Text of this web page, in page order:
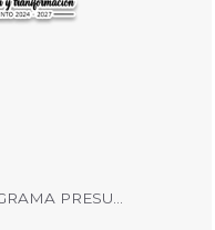
PRESU...